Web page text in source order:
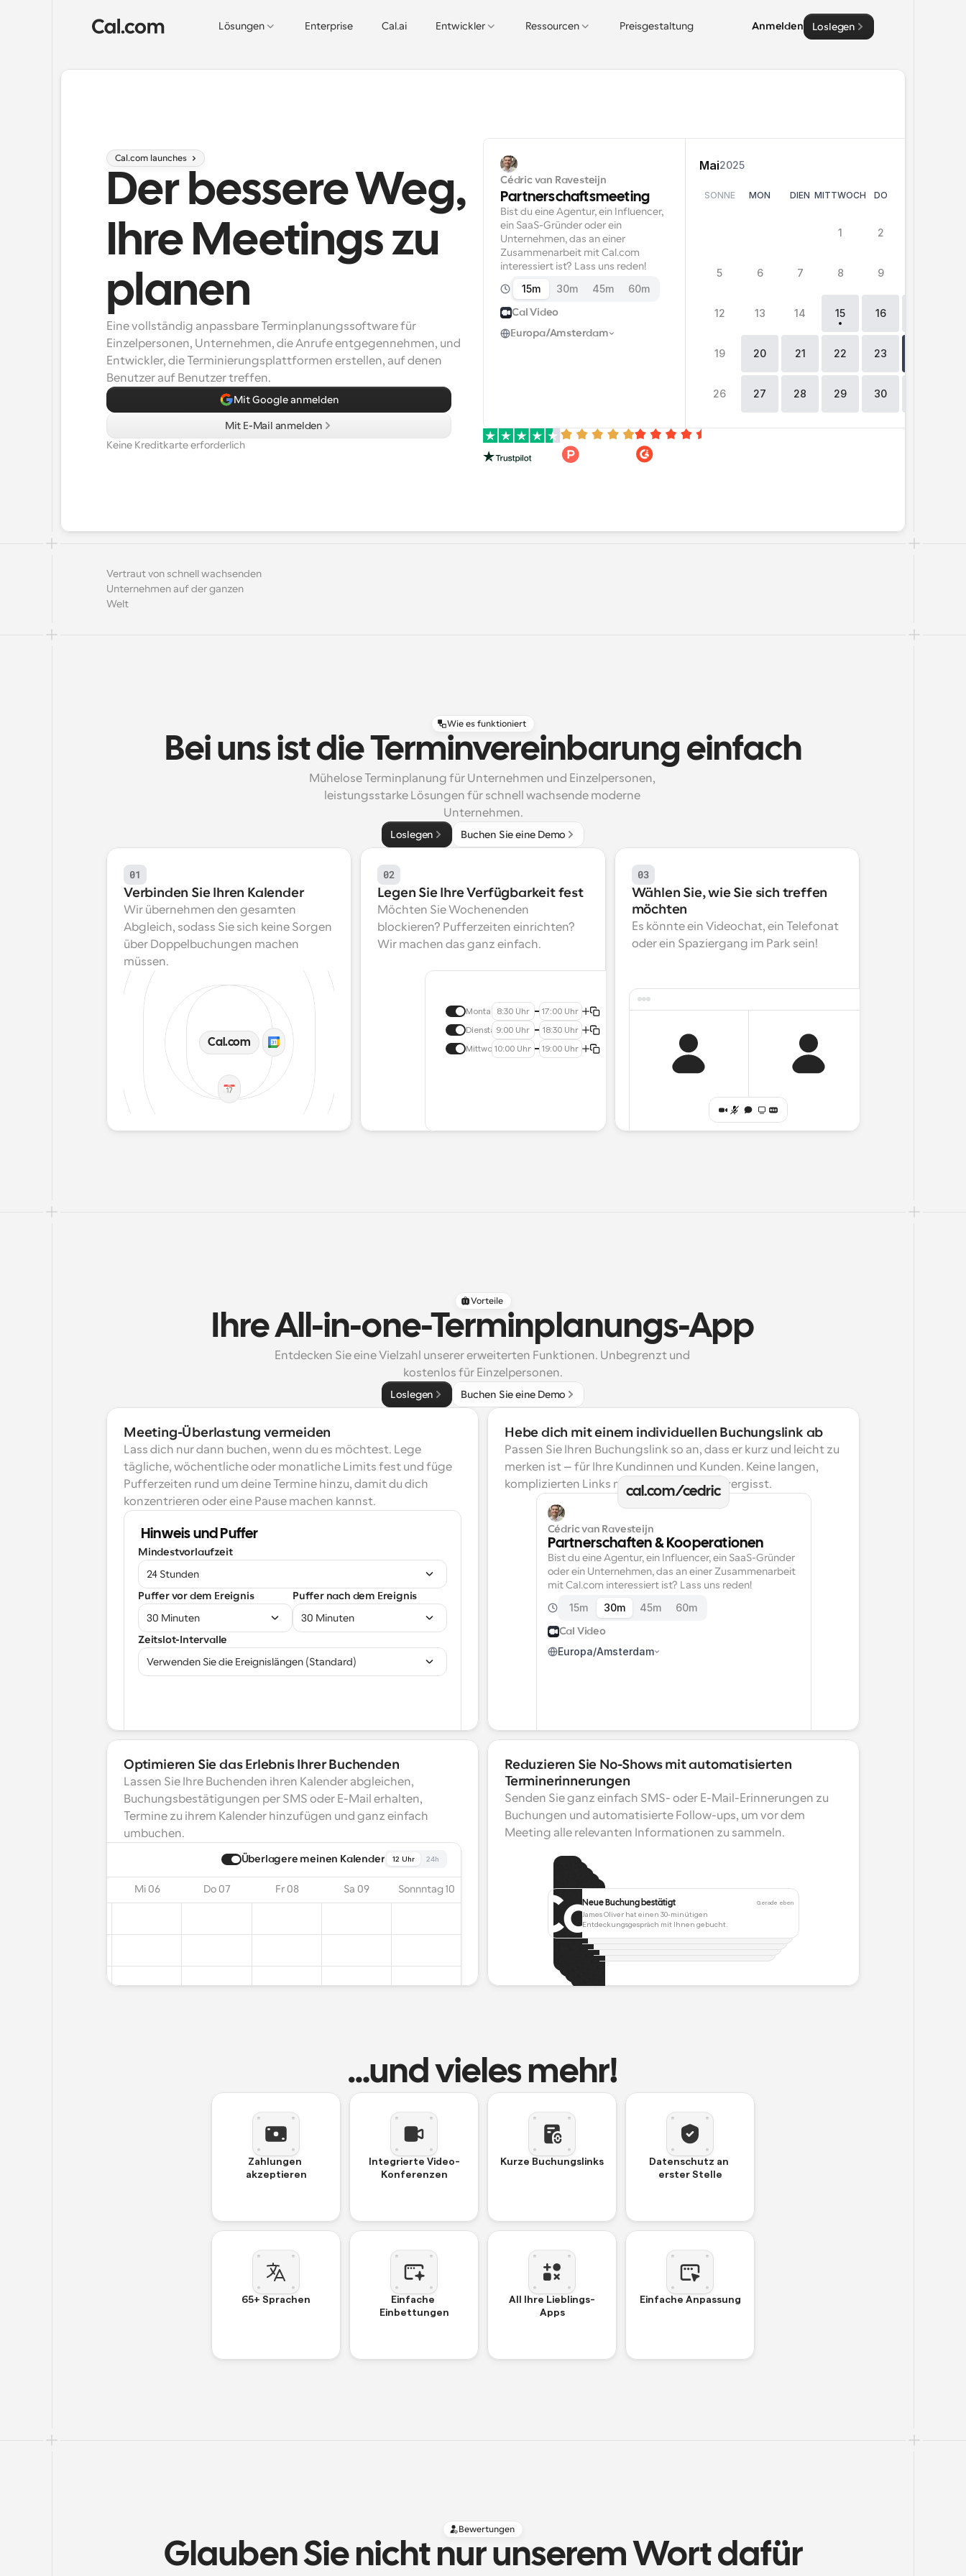
Lösungen Enterprise Cal.ai Entwickler Ressourcen Preisgestaltung Anmelden Loslegen
Cal.com launches
Der bessere Weg,
Ihre Meetings zu
planen
Eine vollständig anpassbare Terminplanungssoftware für
Einzelpersonen, Unternehmen, die Anrufe entgegennehmen, und
Entwickler, die Terminierungsplattformen erstellen, auf denen
Benutzer auf Benutzer treffen.
Mit Google anmelden
Mit E-Mail anmelden
Keine Kreditkarte erforderlich
Cédric van Ravesteijn
Partnerschaftsmeeting
Bist du eine Agentur, ein Influencer,
ein SaaS-Gründer oder ein
Unternehmen, das an einer
Zusammenarbeit mit Cal.com
interessiert ist? Lass uns reden!
15m 30m 45m 60m
Cal Video
Europa/Amsterdam
Mai2025
SONNE MON DIEN MITTWOCH DO
1 2
5 6 7 8 9
12 13 14 15 16
19 20 21 22 23
26 27 28 29 30
Vertraut von schnell wachsenden
Unternehmen auf der ganzen
Welt
Wie es funktioniert
Bei uns ist die Terminvereinbarung einfach
Mühelose Terminplanung für Unternehmen und Einzelpersonen,
leistungsstarke Lösungen für schnell wachsende moderne
Unternehmen.
Loslegen Buchen Sie eine Demo
01
Verbinden Sie Ihren Kalender
Wir übernehmen den gesamten
Abgleich, sodass Sie sich keine Sorgen
über Doppelbuchungen machen
müssen.
Cal.com
02
Legen Sie Ihre Verfügbarkeit fest
Möchten Sie Wochenenden
blockieren? Pufferzeiten einrichten?
Wir machen das ganz einfach.
Montag 8:30 Uhr 17:00 Uhr
Dienstag9:00 Uhr 18:30 Uhr
Mittwoch10:00 Uhr 19:00 Uhr
03
Wählen Sie, wie Sie sich treffen
möchten
Es könnte ein Videochat, ein Telefonat
oder ein Spaziergang im Park sein!
Vorteile
Ihre All-in-one-Terminplanungs-App
Entdecken Sie eine Vielzahl unserer erweiterten Funktionen. Unbegrenzt und
kostenlos für Einzelpersonen.
Loslegen Buchen Sie eine Demo
Meeting-Überlastung vermeiden
Lass dich nur dann buchen, wenn du es möchtest. Lege
tägliche, wöchentliche oder monatliche Limits fest und füge
Pufferzeiten rund um deine Termine hinzu, damit du dich
konzentrieren oder eine Pause machen kannst.
Hinweis und Puffer
Mindestvorlaufzeit
24 Stunden
Puffer vor dem Ereignis
30 Minuten
Puffer nach dem Ereignis
30 Minuten
Zeitslot-Intervalle
Verwenden Sie die Ereignislängen (Standard)
Hebe dich mit einem individuellen Buchungslink ab
Passen Sie Ihren Buchungslink so an, dass er kurz und leicht zu
merken ist – für Ihre Kundinnen und Kunden. Keine langen,
komplizierten Links mehr, die man leicht vergisst.
cal.com/cedric
Cédric van Ravesteijn
Partnerschaften & Kooperationen
Bist du eine Agentur, ein Influencer, ein SaaS-Gründer
oder ein Unternehmen, das an einer Zusammenarbeit
mit Cal.com interessiert ist? Lass uns reden!
15m 30m 45m 60m
Cal Video
Europa/Amsterdam
Optimieren Sie das Erlebnis Ihrer Buchenden
Lassen Sie Ihre Buchenden ihren Kalender abgleichen,
Buchungsbestätigungen per SMS oder E-Mail erhalten,
Termine zu ihrem Kalender hinzufügen und ganz einfach
umbuchen.
Überlagere meinen Kalender 12 Uhr 24h
Mi 06 Do 07 Fr 08 Sa 09 Sonnntag 10
Reduzieren Sie No-Shows mit automatisierten
Terminerinnerungen
Senden Sie ganz einfach SMS- oder E-Mail-Erinnerungen zu
Buchungen und automatisierte Follow-ups, um vor dem
Meeting alle relevanten Informationen zu sammeln.
Das Meeting beginnt jetzt.
Ihr Meeting beginnt jetzt. Beeilen
Das Treffen beginnt in 15 Minuten.
Buchung verschoben
Melissa Smith hat das Treffen auf Mittwoch, den
25. März, um 15:00 Uhr verschoben.
Neue Buchung bestätigt
James Oliver hat einen 30-minütigen
Entdeckungsgespräch mit Ihnen gebucht.
Gerade eben
…und vieles mehr!
Zahlungen
akzeptieren
Integrierte Video-
Konferenzen
Kurze Buchungslinks
Datenschutz an
erster Stelle
65+ Sprachen
Einfache
Einbettungen
All Ihre Lieblings-
Apps
Einfache Anpassung
Bewertungen
Glauben Sie nicht nur unserem Wort dafür